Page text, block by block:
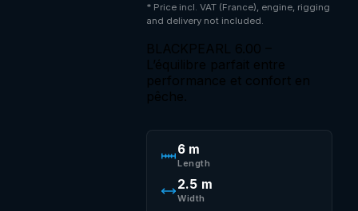
* Price incl. VAT (France), engine, rigging
and delivery not included.
BLACKPEARL 6.00 –
L’équilibre parfait entre
performance et confort en
pêche.
6 m
Length
2.5 m
Width